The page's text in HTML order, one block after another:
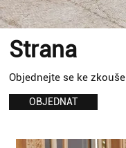
Strana
Objednejte se ke
OBJEDNAT